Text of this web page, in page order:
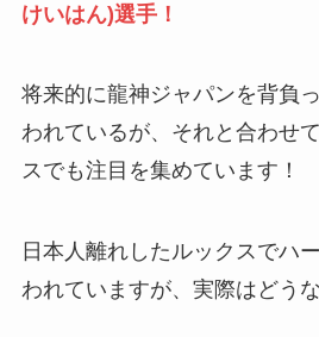
けいはん)選手！
将来的に龍神ジャパンを背負
われているが、それと合わせ
スでも注目を集めています！
日本人離れしたルックスでハ
われていますが、実際はどう